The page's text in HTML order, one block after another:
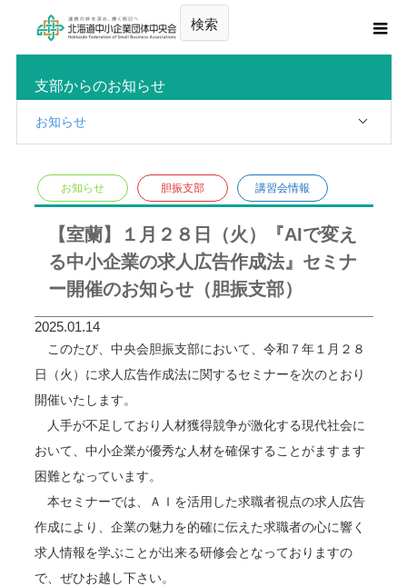
検索
支部からのお知らせ
お知らせ
お知らせ 胆振支部 講習会情報
【室蘭】１月２８日（火）『AIで変え
る中小企業の求人広告作成法』セミナ
ー開催のお知らせ（胆振支部）
2025.01.14
このたび、中央会胆振支部において、令和７年１月２８
日（火）に求人広告作成法に関するセミナーを次のとおり
開催いたします。
人手が不足しており人材獲得競争が激化する現代社会に
おいて、中小企業が優秀な人材を確保することがますます
困難となっています。
本セミナーでは、ＡＩを活用した求職者視点の求人広告
作成により、企業の魅力を的確に伝えた求職者の心に響く
求人情報を学ぶことが出来る研修会となっておりますの
で、ぜひお越し下さい。